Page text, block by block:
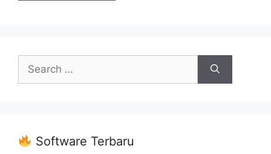
for:
Software Terbaru